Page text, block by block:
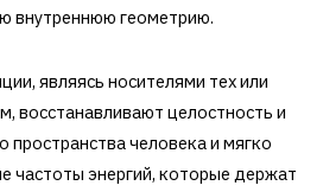
внутреннюю геометрию.
являясь носителями тех или
восстанавливают целостность и
пространства человека и мягко
частоты энергий, которые держат